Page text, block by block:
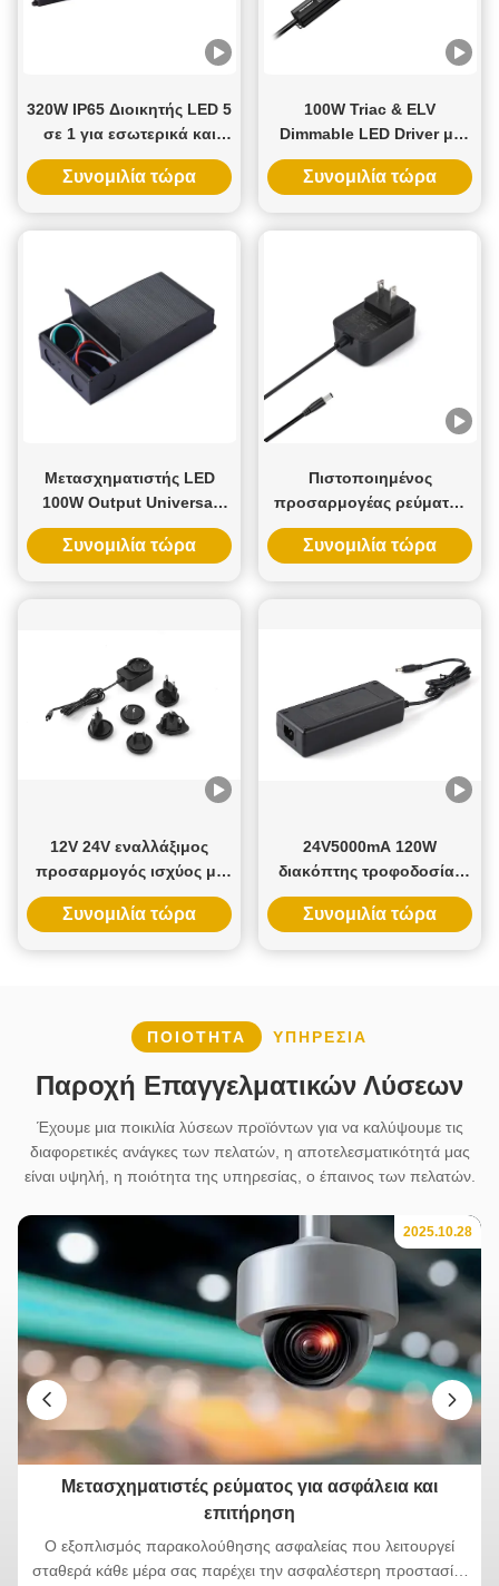
320W IP65 Διοικητής LED 5
σε 1 για εσωτερικά και
εξωτερικά φώτα LED
Συνομιλία τώρα
100W Triac & ELV
Dimmable LED Driver με
είσοδο 100-277VAC και
έξοδο 12V 24V 36V 48V για
Συνομιλία τώρα
Μετασχηματιστής LED
100W Output Universal
100-277V Input IP65 Rated
5-σε-1 Dimming για
Συνομιλία τώρα
Πιστοποιημένος
προσαρμογέας ρεύματος
τοίχου UL με έξοδο 5V 12V
24V και ισχύ 12W 24W για
Συνομιλία τώρα
12V 24V εναλλάξιμος
προσαρμογός ισχύος με
πολλαπλές πρίζες
εναλλασσόμενου
Συνομιλία τώρα
24V5000mA 120W
διακόπτης τροφοδοσίας
με είσοδο AC100-240V και
3ετής εγγύηση για
Συνομιλία τώρα
ΠΟΙΌΤΗΤΑ ΥΠΗΡΕΣΊΑ
Παροχή Επαγγελματικών Λύσεων
Έχουμε μια ποικιλία λύσεων προϊόντων για να καλύψουμε τις
διαφορετικές ανάγκες των πελατών, η αποτελεσματικότητά μας
είναι υψηλή, η ποιότητα της υπηρεσίας, ο έπαινος των πελατών.
2025.10.28
Μετασχηματιστές ρεύματος για ασφάλεια και
επιτήρηση
Ο εξοπλισμός παρακολούθησης ασφαλείας που λειτουργεί
σταθερά κάθε μέρα σας παρέχει την ασφαλέστερη προστασία.